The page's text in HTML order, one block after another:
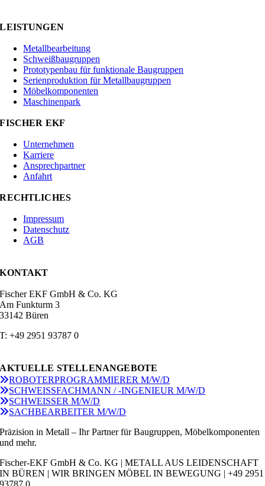
LEISTUNGEN
Metallbearbeitung
Schweißbaugruppen
Prototypenbau für funktionale Baugruppen
Serienproduktion für Metallbaugruppen
Möbelkomponenten
Maschinenpark
FISCHER EKF
Unternehmen
Karriere
Ansprechpartner
Anfahrt
RECHTLICHES
Impressum
Datenschutz
AGB
KONTAKT
Fischer EKF GmbH & Co. KG
Am Funkturm 3
33142 Büren
T: +49 2951 93787 0
AKTUELLE STELLENANGEBOTE
ROBOTERPROGRAMMIERER M/W/D
SCHWEISSFACHMANN / -INGENIEUR M/W/D
SCHWEISSER M/W/D
SACHBEARBEITER M/W/D
Präzision in Metall – Ihr Partner für Baugruppen, Möbelkomponenten
und mehr.
Fischer-EKF GmbH & Co. KG | METALL AUS LEIDENSCHAFT
IN BÜREN | WIR BRINGEN MÖBEL IN BEWEGUNG | +49 2951